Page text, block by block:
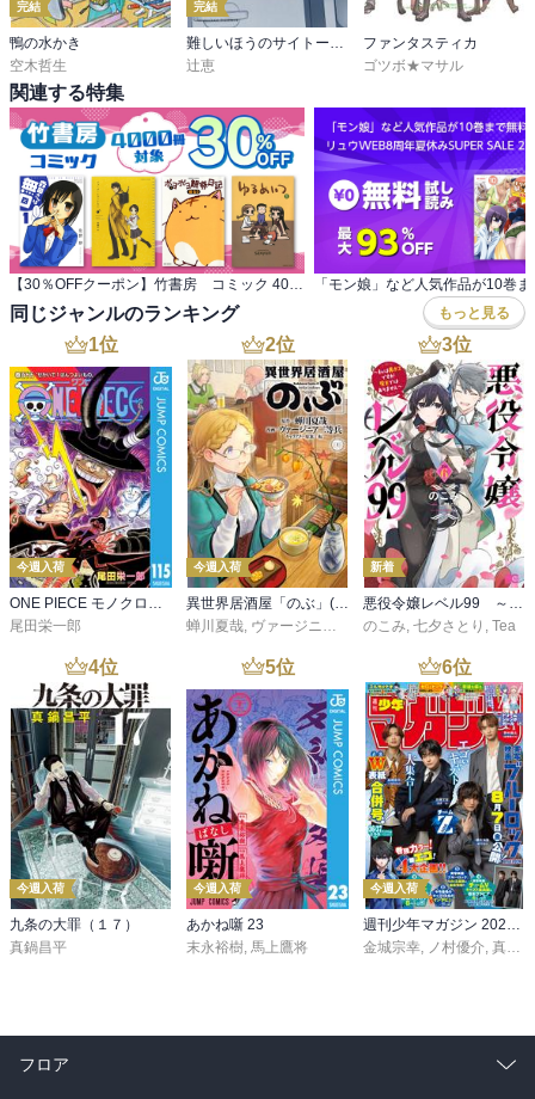
完結
鴨の水かき
空木哲生
完結
難しいほうのサイトーくん
辻恵
ファンタスティカ
ゴツボ★マサル
関連する特集
【30％OFFクーポン】竹書房 コミック 4000冊対象
同じジャンルのランキング もっと見る
1位
今週入荷
尾田栄一郎
2位
今週入荷
蝉川夏哉 ヴァージニア二等兵 ,転
3位
新着
のこみ 七夕さとり Tea
4位
今週入荷
九条の大罪（１７）
真鍋昌平
5位
今週入荷
あかね噺 23
末永裕樹, 馬上鷹将
6位
今週入荷
週刊少年マガジン 2026年36・37号[2026年8月5日発売]
金城宗幸, ノ村優介, 真島ヒロ
フロア